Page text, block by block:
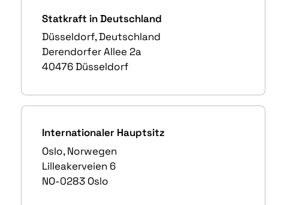
Statkraft in Deutschland
Düsseldorf, Deutschland
Derendorfer Allee 2a
40476 Düsseldorf
Internationaler Hauptsitz
Oslo, Norwegen
Lilleakerveien 6
NO-0283 Oslo